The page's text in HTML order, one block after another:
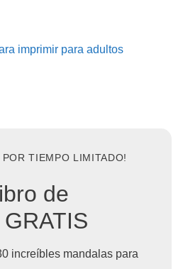
imprimir para adultos
POR TIEMPO LIMITADO!
de
increíbles mandalas para